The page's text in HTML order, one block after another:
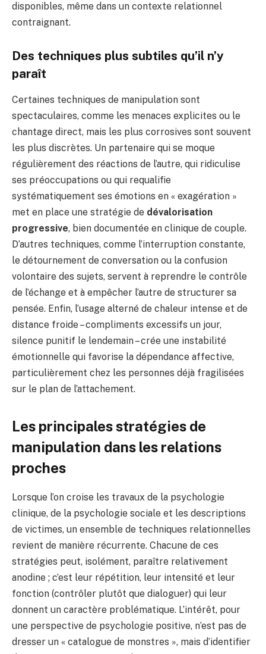
disponibles, même dans un contexte relationnel
contraignant.
Des techniques plus subtiles qu’il n’y
paraît
Certaines techniques de manipulation sont
spectaculaires, comme les menaces explicites ou le
chantage direct, mais les plus corrosives sont souvent
les plus discrètes. Un partenaire qui se moque
régulièrement des réactions de l’autre, qui ridiculise
ses préoccupations ou qui requalifie
systématiquement ses émotions en « exagération »
met en place une stratégie de dévalorisation
progressive, bien documentée en clinique de couple.
D’autres techniques, comme l’interruption constante,
le détournement de conversation ou la confusion
volontaire des sujets, servent à reprendre le contrôle
de l’échange et à empêcher l’autre de structurer sa
pensée. Enfin, l’usage alterné de chaleur intense et de
distance froide – compliments excessifs un jour,
silence punitif le lendemain – crée une instabilité
émotionnelle qui favorise la dépendance affective,
particulièrement chez les personnes déjà fragilisées
sur le plan de l’attachement.
Les principales stratégies de
manipulation dans les relations
proches
Lorsque l’on croise les travaux de la psychologie
clinique, de la psychologie sociale et les descriptions
de victimes, un ensemble de techniques relationnelles
revient de manière récurrente. Chacune de ces
stratégies peut, isolément, paraître relativement
anodine ; c’est leur répétition, leur intensité et leur
fonction (contrôler plutôt que dialoguer) qui leur
donnent un caractère problématique. L’intérêt, pour
une perspective de psychologie positive, n’est pas de
dresser un « catalogue de monstres », mais d’identifier